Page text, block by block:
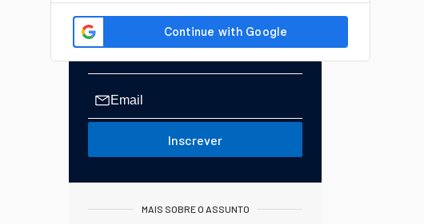
A Newsletter do AGORA!
Inscrever
MAIS SOBRE O ASSUNTO